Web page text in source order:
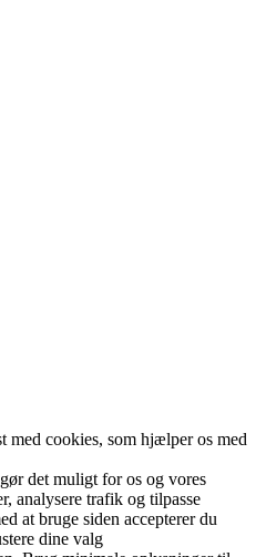
med cookies, som hjælper os med
det muligt for os og vores
analysere trafik og tilpasse
at bruge siden accepterer du
dine valg